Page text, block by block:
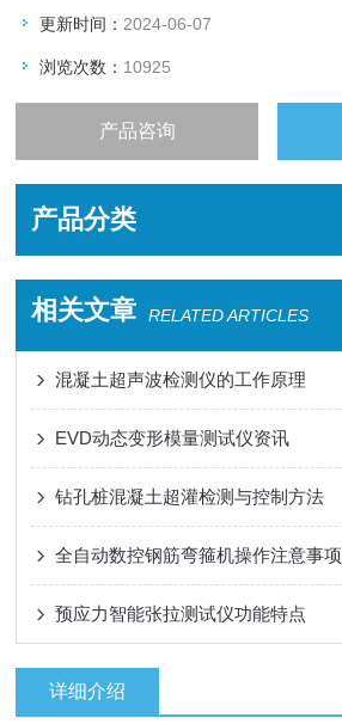
更新时间： 2024-06-07
浏览次数： 10925
产品咨询
产品分类
相关文章 RELATED ARTICLES
混凝土超声波检测仪的工作原理
EVD动态变形模量测试仪资讯
钻孔桩混凝土超灌检测与控制方法
全自动数控钢筋弯箍机操作注意事项
预应力智能张拉测试仪功能特点
详细介绍